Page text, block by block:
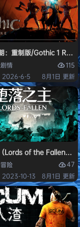
版：重制版/Gothic 1
剧情
115
2026-6-5
8月1日 更新
Auto V Enhanced）免
Lords of the Fallen）免
冒险
47
2023-10-13
8月1日 更新